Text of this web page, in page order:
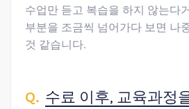
수업만 듣고 복습을 하지 않는다
부분을 조금씩 넘어가다 보면 나
것 같습니다.
수료 이후, 교육과정